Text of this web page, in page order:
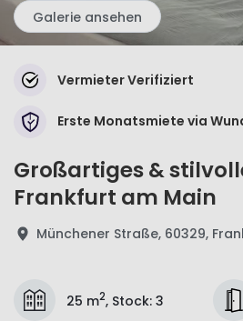
Galerie ansehen
Vermieter Verifiziert
Erste Monatsmiete via
Großartiges &
Frankfurt am Main
Münchener Straße, 60329,
25 m2, Stock: 3